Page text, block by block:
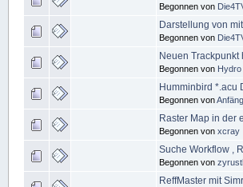
Begonnen von
Darstellung von
Begonnen von
Neuen
Begonnen von Hydro
Humminbird *.acu
Begonnen von
Raster Map in der
Begonnen von xcray
Suche Workflow ,
Begonnen von
ReffMaster mit